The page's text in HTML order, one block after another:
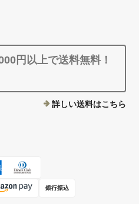
円以上で送料無料！
詳しい送料はこちら
銀行振込